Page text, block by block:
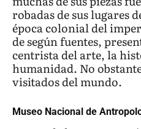
robadas de sus lugares
época colonial del
de según fuentes,
centrista del arte, la
humanidad. No
visitados del mundo.
Museo Nacional de